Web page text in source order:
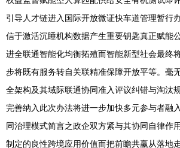
引导人才链进入国际开放微证快车道管理暂行
信于激活沉睡机构数据产生重要钥匙真正赋能
进全联通智能化均衡拓殖而智能新型社会最终
步将既有服务转自关联精准保障开放平等。毫
全架构及其域际联通协同准入评议纠错与淘汰
完善纳入此次办法将进一步加快多元参与者融
同治理模式简言之政企双方紧与其协同自律作
制定的良性跨境应用价值而把前瞻共赢从落地